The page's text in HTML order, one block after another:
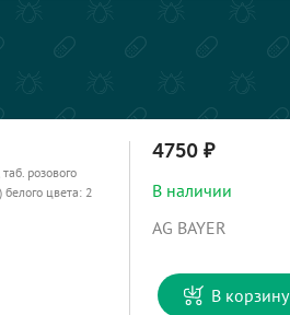
розового
цвета: 2
4750
В наличии
AG BAYER
В корзину